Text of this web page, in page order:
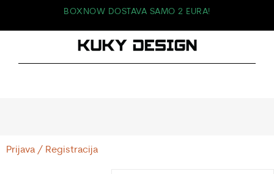
BOXNOW DOSTAVA SAMO 2 EURA!
Prijava / Registracija